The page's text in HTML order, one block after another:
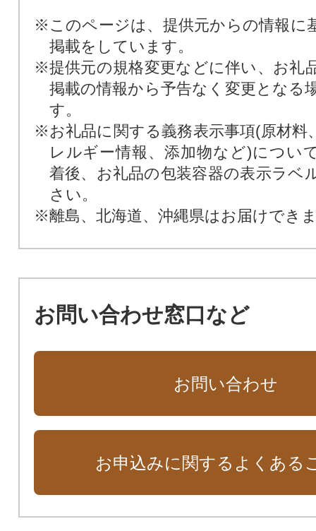
※このページは、提供元からの情報に
掲載をしています。
※提供元の規格変更などに伴い、お礼
掲載の情報から予告なく変更となる
す。
※お礼品に関する義務表示事項(原材料
レルギー情報、添加物など)につい
着後、お礼品の包装容器の表示ラベ
さい。
※離島、北海道、沖縄県はお届けでき
お問い合わせ窓口など
お問い合わせ
お申込みに関するよくある